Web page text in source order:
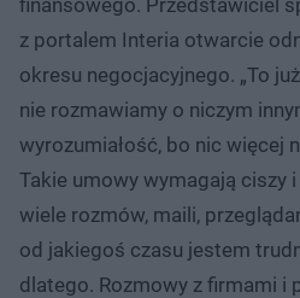
z portalem Interia otwarcie
okresu negocjacyjnego. „To
nie rozmawiamy o niczym
wyrozumiałość, bo nic więcej
Takie umowy wymagają ciszy
wiele rozmów, maili,
od jakiegoś czasu jestem
dlatego. Rozmowy z firmami i